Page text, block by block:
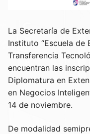
La Secretaría de
Instituto “Escuela de
Transferencia
encuentran las
Diplomatura en
en Negocios
14 de noviembre.
De modalidad